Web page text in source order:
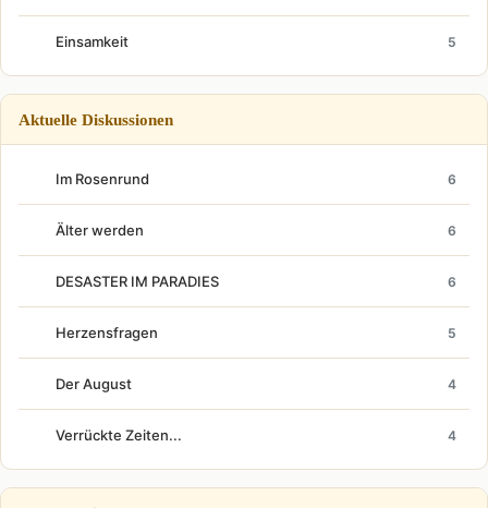
Einsamkeit 5
Aktuelle Diskussionen
Im Rosenrund 6
Älter werden 6
DESASTER IM PARADIES 6
Herzensfragen 5
Der August 4
Verrückte Zeiten... 4